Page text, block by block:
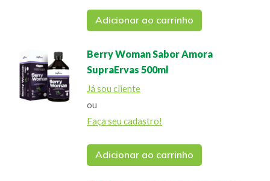
Adicionar ao carrinho
Berry Woman Sabor Amora
SupraErvas 500ml
Já sou cliente
ou
Faça seu cadastro!
Adicionar ao carrinho